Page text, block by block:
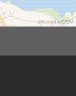
Wikimedia/OSM